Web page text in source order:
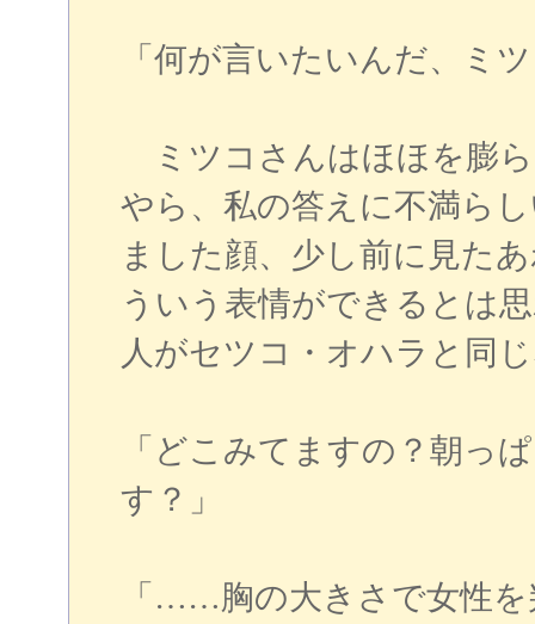
「何が言いたいんだ、ミ
ミツコさんはほほを膨
やら、私の答えに不満ら
ました顔、少し前に見た
ういう表情ができるとは
人がセツコ・オハラと同
「どこみてますの？朝っ
す？」
「……胸の大きさで女性